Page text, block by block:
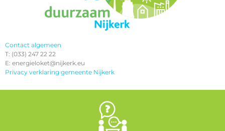
Contact algemeen
T: (033) 247 22 22
E: energieloket@nijkerk.eu
Privacy verklaring gemeente Nijkerk